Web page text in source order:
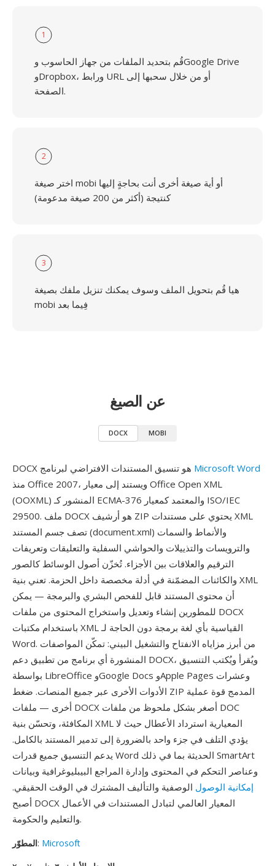
1
قُم بتحديد الملفات من جهاز الحاسوب وGoogle Drive
وDropbox، ورابط URL أو من خلال سحبها إلى
الصفحة.
2
اختر صيغة mobi أو أية صيغة أخرى أنت بحاجةٍ إليها
كنتيجة (أكثر من 200 صيغة مدعومة)
3
هيا قُم بتحويل الملف وسوف يمكنك تنزيل ملفك بصيغة
mobi فِيما بعد
عن الصيغ
DOCX MOBI
Microsoft Word
منذ Office 2007، ويستند إلى معيار Office Open XML
(OOXML) المنشور كـ ECMA-376 والمعتمد كمعيار ISO/IEC
29500. ملف DOCX هو أرشيف ZIP يحتوي على مستندات XML
تصف جسم المستند (document.xml) والأنماط والسمات
والترويسات والتذييلات والحواشي السفلية والتعليقات وتعريفات
الترقيم والعلاقات بين الأجزاء. تُخزّن أصول الوسائط كالصور
والكائنات المضمّنة في أدلة مخصصة داخل الحزمة. تعني بنية XML
أن محتوى المستند قابل للفحص البشري والبرمجة — يمكن
للمطورين إنشاء وتعديل واستخراج المحتوى من ملفات DOCX
باستخدام مكتبات XML القياسية بأي لغة برمجة دون الحاجة لـ
Word. من أبرز مزاياه الانفتاح والتشغيل البيني: تمكّن المواصفات
المنشورة أي برنامج من تطبيق دعم DOCX، ويُقرأ ويُكتب التنسيق
بواسطة LibreOffice وGoogle Docs وApple Pages وعشرات
الأدوات الأخرى عبر جميع المنصات. ضغط ZIP المدمج قوة عملية
أخرى — ملفات DOCX أصغر بشكل ملحوظ من ملفات DOC
المكافئة، وتحسّن بنية XML المعيارية استرداد الأعطال حيث لا
يؤدي التلف في جزء واحد بالضرورة إلى تدمير المستند بالكامل.
يدعم التنسيق جميع قدرات Word الحديثة بما في ذلك SmartArt
وعناصر التحكم في المحتوى وإدارة المراجع البيبليوغرافية وبيانات
إمكانية الوصول الوصفية والتأليف المشترك في الوقت الحقيقي.
أصبح DOCX المعيار العالمي لتبادل المستندات في الأعمال
والتعليم والحكومة.
المطوّر: Microsoft